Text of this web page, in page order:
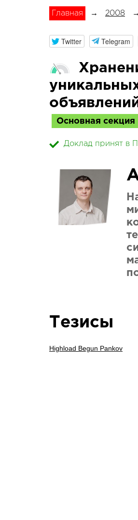
Главная → 2008 →
Twitter Telegram
Основная секция
Доклад принят в
Тезисы
Highload Begun Pankov